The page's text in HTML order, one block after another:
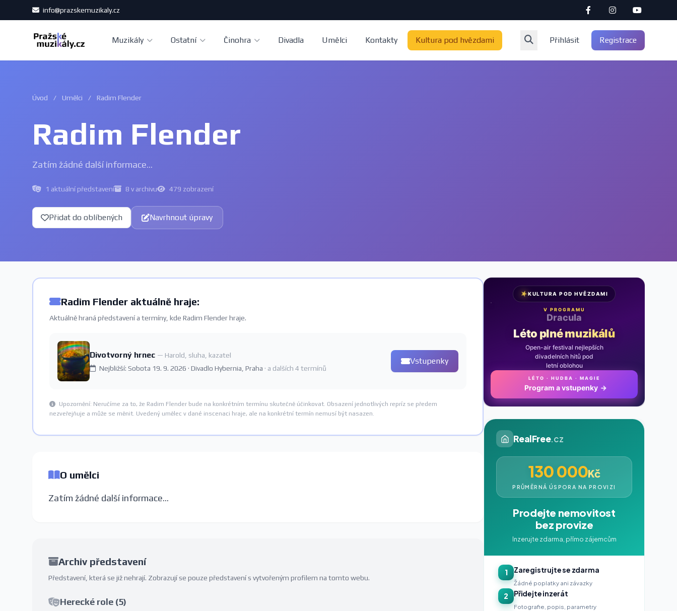
info@prazskemuzikaly.cz
Muzikály Ostatní Činohra Divadla Umělci Kontakty Kultura pod hvězdami Přihlásit Registrace
Úvod / Umělci / Radim Flender
Radim Flender
Zatím žádné další informace...
1 aktuální představení 8 v archivu 479 zobrazení
Přidat do oblíbených Navrhnout úpravy
Radim Flender aktuálně hraje:
Aktuálně hraná představení a termíny, kde Radim Flender hraje.
Divotvorný hrnec — Harold, sluha, kazatel
Nejbližší: Sobota 19. 9. 2026 · Divadlo Hybernia, Praha · a dalších 4 termínů
Vstupenky
Upozornění: Neručíme za to, že Radim Flender bude na konkrétním termínu skutečně účinkovat. Obsazení jednotlivých repríz se předem
nezveřejňuje a může se měnit. Uvedený umělec v dané inscenaci hraje, ale na konkrétní termín nemusí být nasazen.
O umělci
Zatím žádné další informace...
Archiv představení
Představení, která se již nehrají. Zobrazují se pouze představení s vytvořeným profilem na tomto webu.
Herecké role (5)
★KULTURA POD HVĚZDAMI
V PROGRAMU
Noc na Karlštejně
Léto plné muzikálů
Open-air festival nejlepších
divadelních hitů pod
letní oblohou
LÉTO · HUDBA · MAGIE
Program a vstupenky →
RealFree.cz
130 000Kč
PRŮMĚRNÁ ÚSPORA NA PROVIZI
Prodejte nemovitost
bez provize
Inzerujte zdarma, přímo zájemcům
1 Zaregistrujte se zdarma
Žádné poplatky ani závazky
2 Přidejte inzerát
Fotografie, popis, parametry